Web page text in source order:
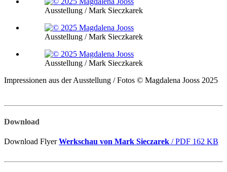
Ausstellung / Mark Sieczkarek
Ausstellung / Mark Sieczkarek
Ausstellung / Mark Sieczkarek
Impressionen aus der Ausstellung / Fotos © Magdalena Jooss 2025
Download
Download FlyerWerkschau von Mark Sieczarek / PDF 162 KB